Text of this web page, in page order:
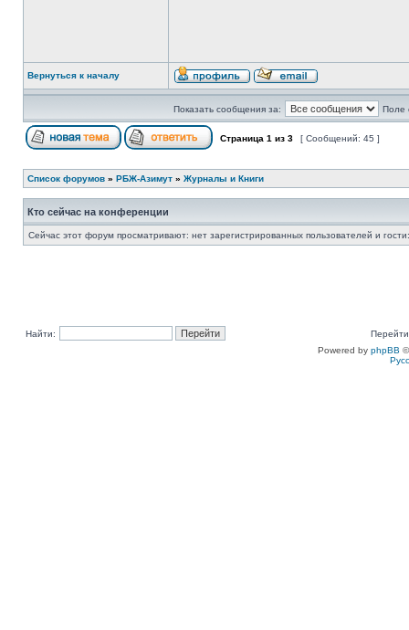
Вернуться к началу
Показать сообщения за: Поле
Страница 1 из 3 [ Сообщений: 45 ]
Список форумов » РБЖ-Азимут » Журналы и Книги
Кто сейчас на конференции
Сейчас этот форум просматривают: нет зарегистрированных пользователей и
Найти:
Powered by phpBB